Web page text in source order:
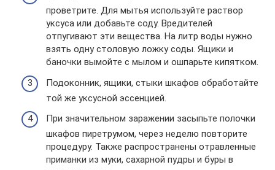
проветрите. Для мытья используйте раствор
уксуса или добавьте соду. Вредителей
отпугивают эти вещества. На литр воды нужно
взять одну столовую ложку соды. Ящики и
баночки вымойте с мылом и ошпарьте кипятком.
Подоконник, ящики, стыки шкафов обработайте
той же уксусной эссенцией.
При значительном заражении засыпьте полочки
шкафов пиретрумом, через неделю повторите
процедуру. Также распространены отравленные
приманки из муки, сахарной пудры и буры в